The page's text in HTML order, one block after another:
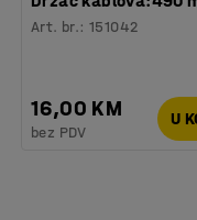
Art. br.:151042
16,00 KM
bez PDV
U